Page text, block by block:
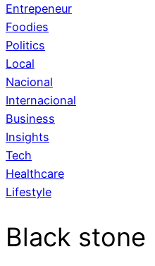
Entrepeneur
Foodies
Politics
Local
Nacional
Internacional
Business
Insights
Tech
Healthcare
Lifestyle
Black stone